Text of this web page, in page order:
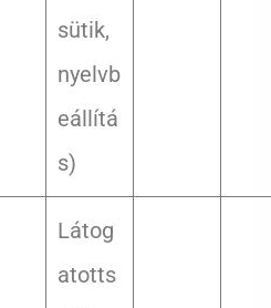
sütik,
nyelvb
eállítá
s)
Látog
atotts